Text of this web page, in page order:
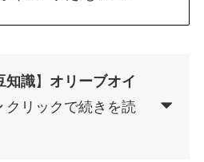
知識】 オリーブオイ
クリックで続きを読